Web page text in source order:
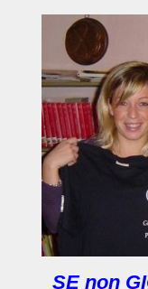
SE non